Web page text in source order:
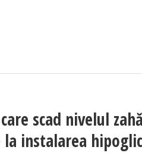
scad nivelul
la instalarea